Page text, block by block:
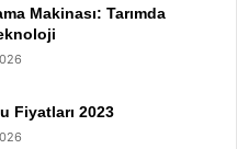
Makinası: Tarımda
Fiyatları 2023